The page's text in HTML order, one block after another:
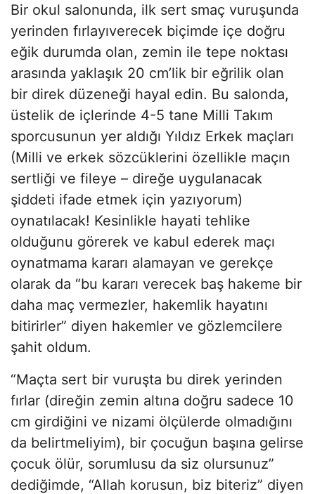
Bir okul salonunda, ilk sert smaç vuruşunda
yerinden fırlayıverecek biçimde içe doğru
eğik durumda olan, zemin ile tepe noktası
arasında yaklaşık 20 cm’lik bir eğrilik olan
bir direk düzeneği hayal edin. Bu salonda,
üstelik de içlerinde 4-5 tane Milli Takım
sporcusunun yer aldığı Yıldız Erkek maçları
(Milli ve erkek sözcüklerini özellikle maçın
sertliği ve fileye – direğe uygulanacak
şiddeti ifade etmek için yazıyorum)
oynatılacak! Kesinlikle hayati tehlike
olduğunu görerek ve kabul ederek maçı
oynatmama kararı alamayan ve gerekçe
olarak da “bu kararı verecek baş hakeme bir
daha maç vermezler, hakemlik hayatını
bitirirler” diyen hakemler ve gözlemcilere
şahit oldum.
“Maçta sert bir vuruşta bu direk yerinden
fırlar (direğin zemin altına doğru sadece 10
cm girdiğini ve nizami ölçülerde olmadığını
da belirtmeliyim), bir çocuğun başına gelirse
çocuk ölür, sorumlusu da siz olursunuz”
dediğimde, “Allah korusun, biz biteriz” diyen